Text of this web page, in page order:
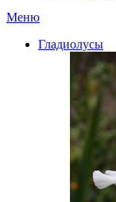
Меню
Гладиолусы